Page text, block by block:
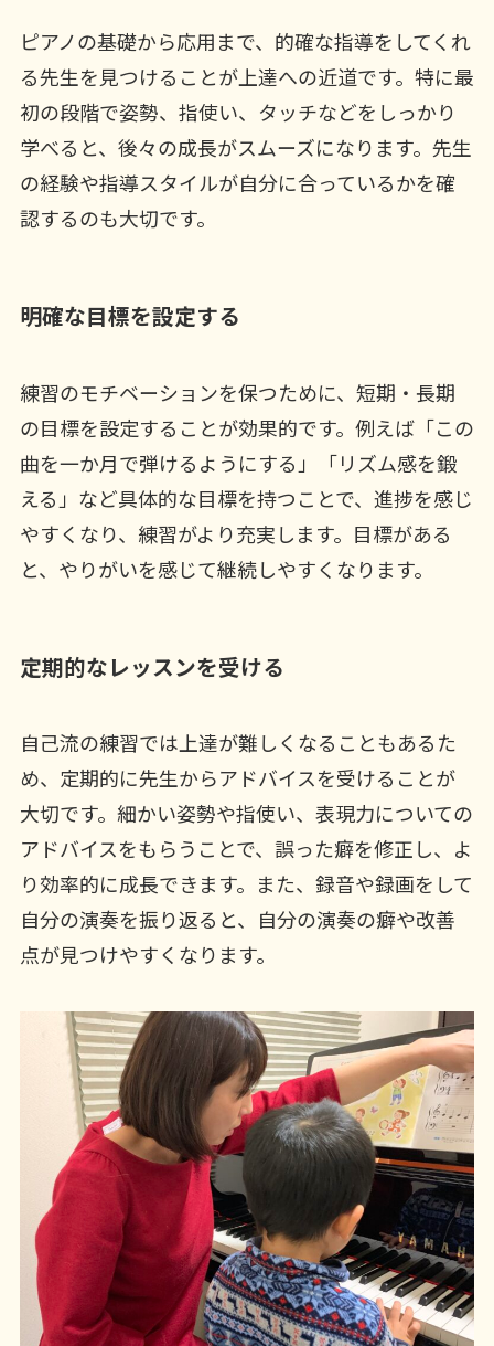
ピアノの基礎から応用まで、的確な指導をしてくれ
る先生を見つけることが上達への近道です。特に最
初の段階で姿勢、指使い、タッチなどをしっかり
学べると、後々の成長がスムーズになります。先生
の経験や指導スタイルが自分に合っているかを確
認するのも大切です。
明確な目標を設定する
練習のモチベーションを保つために、短期・長期
の目標を設定することが効果的です。例えば「この
曲を一か月で弾けるようにする」「リズム感を鍛
える」など具体的な目標を持つことで、進捗を感じ
やすくなり、練習がより充実します。目標がある
と、やりがいを感じて継続しやすくなります。
定期的なレッスンを受ける
自己流の練習では上達が難しくなることもあるた
め、定期的に先生からアドバイスを受けることが
大切です。細かい姿勢や指使い、表現力についての
アドバイスをもらうことで、誤った癖を修正し、よ
り効率的に成長できます。また、録音や録画をして
自分の演奏を振り返ると、自分の演奏の癖や改善
点が見つけやすくなります。